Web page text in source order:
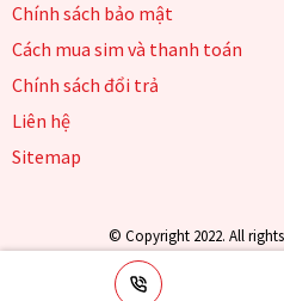
Chính sách bảo mật
Cách mua sim và thanh toán
Chính sách đổi trả
Liên hệ
Sitemap
© Copyright 2022. All rights